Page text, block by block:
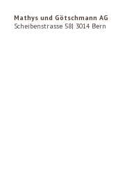
Mathys und Götschmann AG
Scheibenstrasse 58| 3014 Bern